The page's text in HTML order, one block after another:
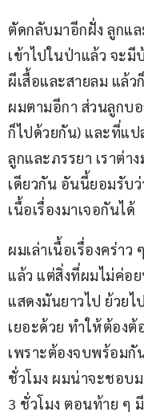
ตัดกลับมาอีกฝั่ง ลูกแล
เข้าไปในป่าแล้ว จะ
ผีเสื้อและสายลม แล้ว
ผมตามอีกา ส่วนลูกบ
ก็ไปด้วยกัน) และที่แป
ลูกและภรรยา เราต่
เดียวกัน อันนี้ยอมรับว่
เนื้อเรื่องมาเจอกันได้
ผมเล่าเนื้อเรื่องคร่า
แล้ว แต่สิ่งที่ผมไม่ค่อ
แสดงมันยาวไป ย้วยไ
เยอะด้วย ทำให้ต้อง
เพราะต้องจบพร้อมกั
ชั่วโมง ผมน่าจะชอบ
3 ชั่วโมง ตอนท้าย ๆ